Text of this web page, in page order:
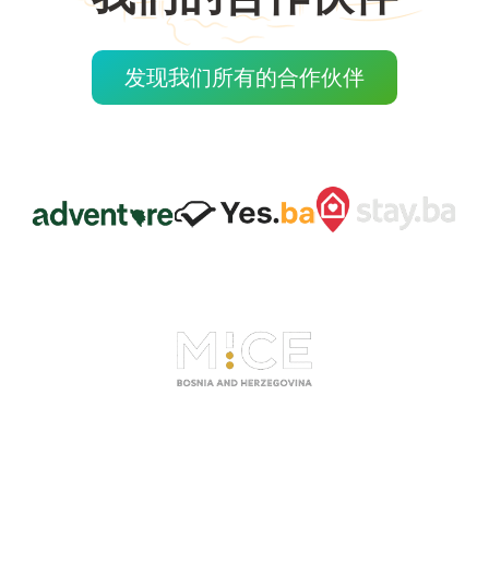
发现我们所有的合作伙伴